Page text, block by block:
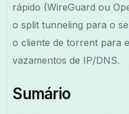
rápido (WireGuard ou
o split tunneling para o
o cliente de torrent para
vazamentos de IP/DNS.
Sumário